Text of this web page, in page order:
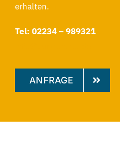
erhalten.
Tel: 02234 – 989321
ANFRAGE